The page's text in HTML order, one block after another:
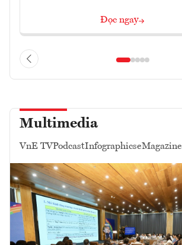
Đọc ngay
Multimedia
VnE TVPodcastInfographicseMagazine